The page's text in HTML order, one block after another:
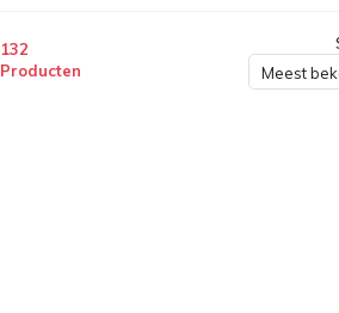
132
Producten
Meest